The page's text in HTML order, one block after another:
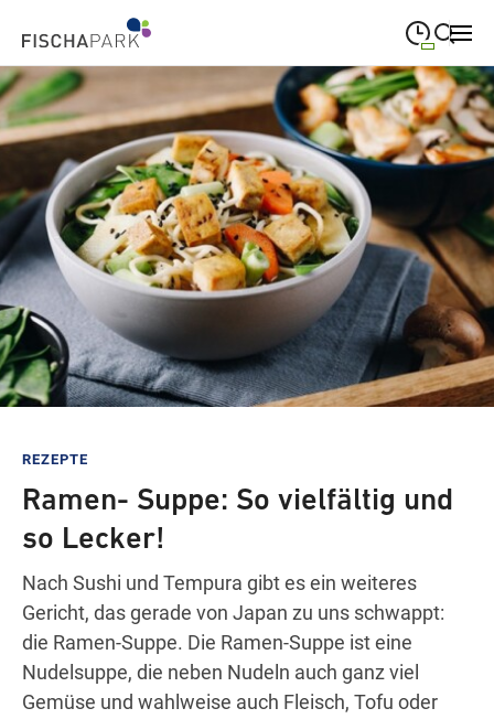
Suche schließen
Montag
MONTAG 09:00—19:00
Dienstag
DIENSTAG 09:00—19:00
Mittwoch
MITTWOCH 09:00
Donnerstag
DONNERSTAG 09:00—19:00
Freitag
FREITAG 09:00— 19:00
Samstag
SAMSTAG 09:00—18:00
Wegbeschreibung
REZEPTE
Ramen- Suppe: So vielfältig und
so Lecker!
Nach Sushi und Tempura gibt es ein weiteres
Gericht, das gerade von Japan zu uns schwappt:
die Ramen-Suppe. Die Ramen-Suppe ist eine
Nudelsuppe, die neben Nudeln auch ganz viel
Gemüse und wahlweise auch Fleisch, Tofu oder